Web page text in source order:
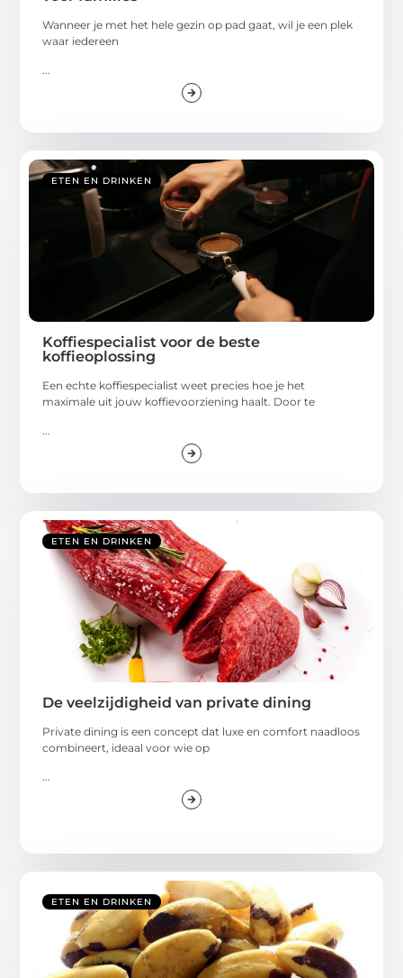
Wanneer je met het hele gezin op pad gaat, wil je een plek
waar iedereen
...
ETEN EN DRINKEN
Koffiespecialist voor de beste
koffieoplossing
Een echte koffiespecialist weet precies hoe je het
maximale uit jouw koffievoorziening haalt. Door te
...
ETEN EN DRINKEN
De veelzijdigheid van private dining
Private dining is een concept dat luxe en comfort naadloos
combineert, ideaal voor wie op
...
ETEN EN DRINKEN